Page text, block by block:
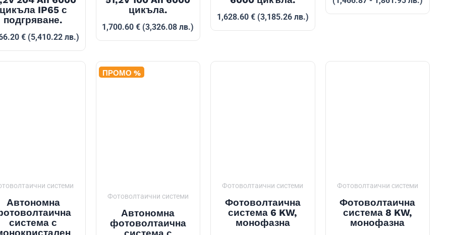
цикъла IP65 с
подгряване.
€ (5,410.22 лв.)
цикъла.
1,700.60€ (3,326.08 лв.)
1,628.60 € (3,185.26 лв.)
750.00 €
системи
Автономна
система с
ПРОМО %
Фотоволтаични системи
Автономна
фотоволтаична
Фотоволтаични системи
Фотоволтаична
система 6 KW,
монофазна
Фотоволтаични системи
Фотоволтаична
система 8 KW,
монофазна